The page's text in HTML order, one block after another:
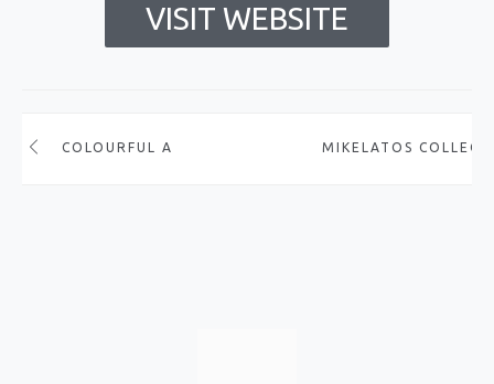
VISIT WEBSITE
COLOURFUL APARTMENTS MIKELATOS